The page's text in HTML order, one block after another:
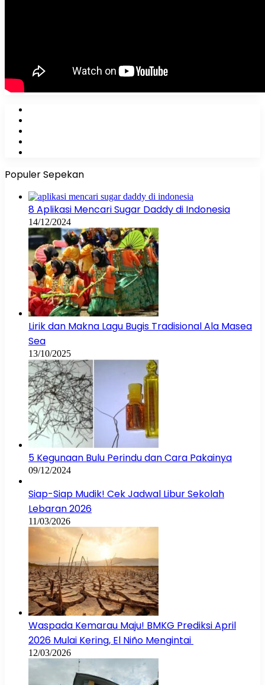
Populer Sepekan
8 Aplikasi Mencari Sugar Daddy di Indonesia
14/12/2024
Lirik dan Makna Lagu Bugis Tradisional Ala Masea
Sea
13/10/2025
5 Kegunaan Bulu Perindu dan Cara Pakainya
09/12/2024
Siap-Siap Mudik! Cek Jadwal Libur Sekolah
Lebaran 2026
11/03/2026
Waspada Kemarau Maju! BMKG Prediksi April
2026 Mulai Kering, El Niño Mengintai
12/03/2026